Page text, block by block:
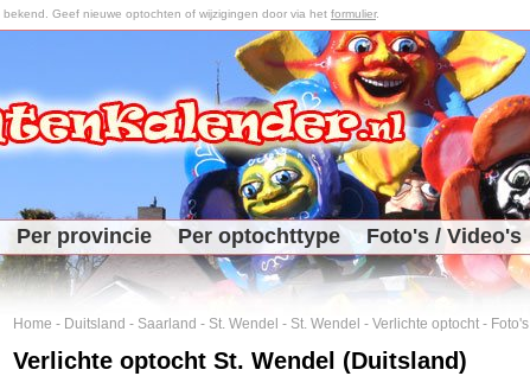
bekend. Geef nieuwe optochten of wijzigingen door via het formulier.
Per provincie Per optochttype Foto's / Video's
Home - Duitsland - Saarland - St. Wendel - St. Wendel - Verlichte optocht - Foto's
Verlichte optocht St. Wendel (Duitsland)